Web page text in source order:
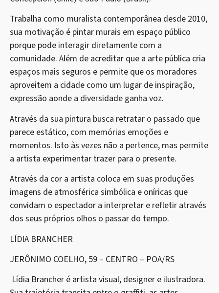
Trabalha como muralista contemporânea desde 2010,
sua motivação é pintar murais em espaço público
porque pode interagir diretamente com a
comunidade. Além de acreditar que a arte pública cria
espaços mais seguros e permite que os moradores
aproveitem a cidade como um lugar de inspiração,
expressão aonde a diversidade ganha voz.
Através da sua pintura busca retratar o passado que
parece estático, com memórias emoções e
momentos. Isto às vezes não a pertence, mas permite
a artista experimentar trazer para o presente.
Através da cor a artista coloca em suas produções
imagens de atmosférica simbólica e oníricas que
convidam o espectador a interpretar e refletir através
dos seus próprios olhos o passar do tempo.
LÍDIA BRANCHER
JERÔNIMO COELHO, 59 – CENTRO – POA/RS
Lídia Brancher é artista visual, designer e ilustradora.